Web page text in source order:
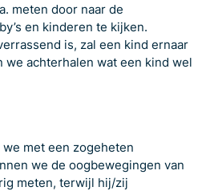
meten door naar de
en kinderen te kijken.
is, zal een kind ernaar
we achterhalen wat een kind wel
met een zogeheten
we de oogbewegingen van
meten, terwijl hij/zij